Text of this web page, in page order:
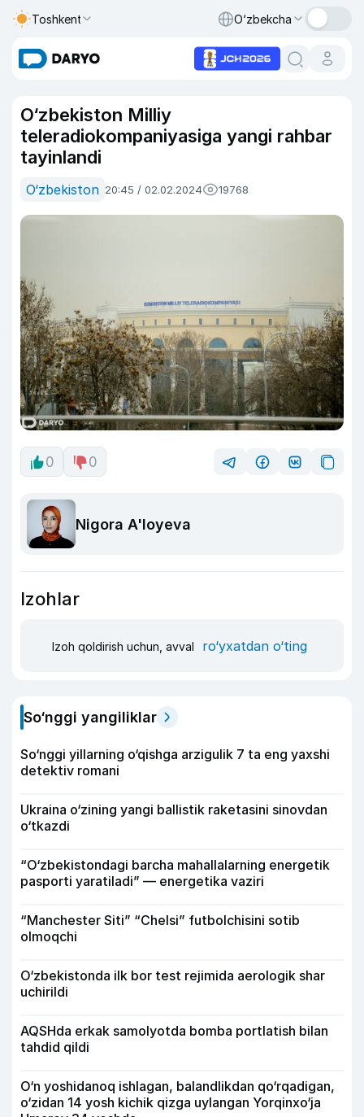
Toshkent O‘zbekcha
O‘zbekiston Milliy
teleradiokompaniyasiga yangi rahbar
tayinlandi
O‘zbekiston 20:45 / 02.02.2024 19768
0 0
Nigora A'loyeva
Izohlar
Izoh qoldirish uchun, avval ro‘yxatdan o‘ting
So‘nggi yangiliklar
So‘nggi yillarning o‘qishga arzigulik 7 ta eng yaxshi
detektiv romani
Ukraina o‘zining yangi ballistik raketasini sinovdan
o‘tkazdi
“O‘zbekistondagi barcha mahallalarning energetik
pasporti yaratiladi” — energetika vaziri
“Manchester Siti” “Chelsi” futbolchisini sotib
olmoqchi
O‘zbekistonda ilk bor test rejimida aerologik shar
uchirildi
AQSHda erkak samolyotda bomba portlatish bilan
tahdid qildi
O‘n yoshidanoq ishlagan, balandlikdan qo‘rqadigan,
o‘zidan 14 yosh kichik qizga uylangan Yorqinxo‘ja